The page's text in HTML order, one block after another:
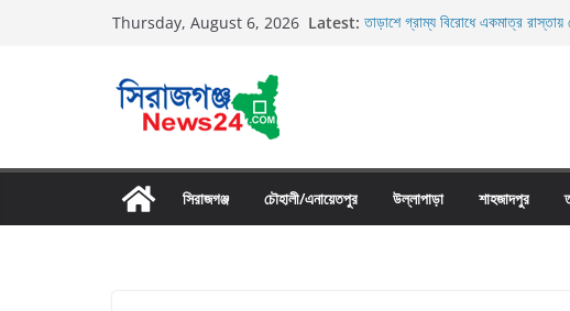
Thursday, August 6, 2026 Latest: তাড়াশে গ্রাম্য বিরোধে একমাত্র রাস্তায়
সিরাজগঞ্জ চৌহালী/এনায়েতপুর উল্লাপাড়া শাহজাদপুর